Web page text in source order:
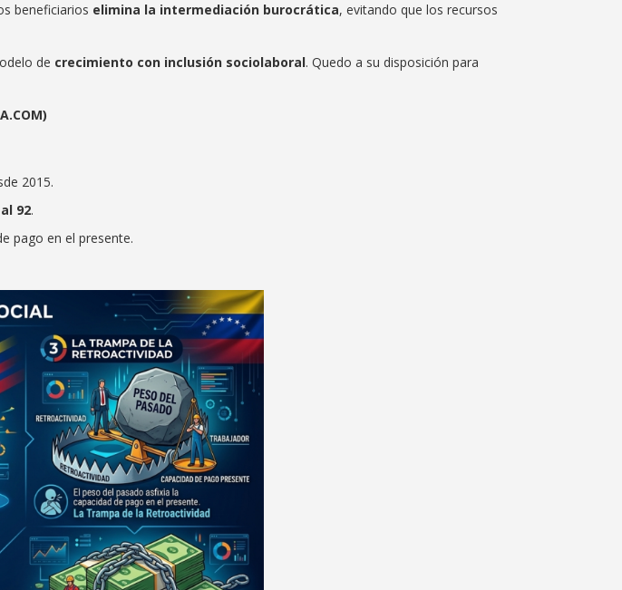
beneficiarios elimina la intermediación burocrática, evitando que los recursos
de crecimiento con inclusión sociolaboral. Quedo a su disposición para
2015.
92.
pago en el presente.